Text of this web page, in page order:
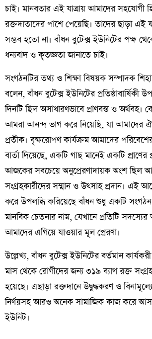
চাই। মানবতার এই যাত্রায় আমাদের সহযোগী
রক্তদাতাদের পাশে পেয়েছি। তাদের ছাড়া এই
সম্ভব হতো না। বাঁধন বুটেক্স ইউনিটের পক্ষ
ধন্যবাদ ও কৃতজ্ঞতা জানাতে চাই।
সংগঠনটির তথ্য ও শিক্ষা বিষয়ক সম্পাদক
বলেন, বাঁধন বুটেক্স ইউনিটের
দিনটি ছিল অসাধারণভাবে প্রাণবন্ত ও অর্থবহ।
আমরা আনন্দ ভাগ করে নিয়েছি, যা আমাদের
প্রতীক। বৃক্ষরোপণ কার্যক্রম আমাদের
বার্তা দিয়েছে, একটি গাছ মানেই একটি
আজকের সবচেয়ে অনুপ্রেরণাদায়ক অংশ ছিল
সংগ্রহকারীদের সম্মান ও উৎসাহ প্রদান।
করে উপলব্ধি করিয়েছে বাঁধন শুধু একটি
মানবিক চেতনার নাম, যেখানে প্রতিটি সদস্যের
আমাদের এগিয়ে যাওয়ার মূল প্রেরণা।
উল্লেখ্য, বাঁধন বুটেক্স ইউনিটের বর্তমান
মাস থেকে রোগীদের জন্য ৩১৯ ব্যাগ রক্ত
হয়েছে। এছাড়া রক্তদানে উদ্বুদ্ধকরণ ও
নির্ণয়সহ আরও অনেক সামাজিক কাজ করে
ইউনিট।